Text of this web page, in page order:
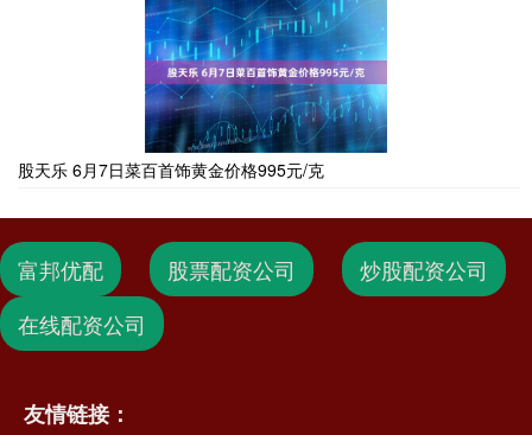
股天乐 6月7日菜百首饰黄金价格995元/克
富邦优配 股票配资公司
炒股配资公司
在线配资公司
友情链接：